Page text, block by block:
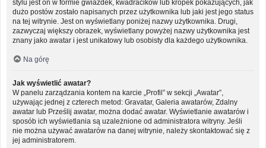
stylu jest on w formie gwiazdek, kwadracików lub kropek pokazujących, jak
dużo postów zostało napisanych przez użytkownika lub jaki jest jego status
na tej witrynie. Jest on wyświetlany poniżej nazwy użytkownika. Drugi,
zazwyczaj większy obrazek, wyświetlany powyżej nazwy użytkownika jest
znany jako awatar i jest unikatowy lub osobisty dla każdego użytkownika.
Na górę
Jak wyświetlić awatar?
W panelu zarządzania kontem na karcie „Profil” w sekcji „Awatar”,
używając jednej z czterech metod: Gravatar, Galeria awatarów, Zdalny
awatar lub Prześlij awatar, można dodać awatar. Wyświetlanie awatarów i
sposób ich wyświetlania są uzależnione od administratora witryny. Jeśli
nie można używać awatarów na danej witrynie, należy skontaktować się z
jej administratorem.